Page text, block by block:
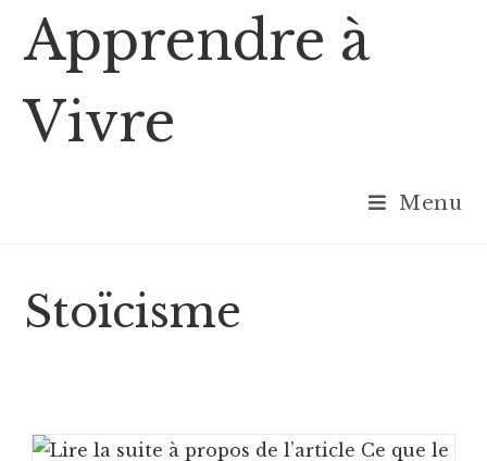
content
Apprendre à
Vivre
Menu
Stoïcisme